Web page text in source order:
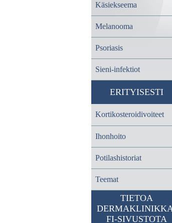
Käsiekseema
Melanooma
Psoriasis
Sieni-infektiot
ERITYISESTI
Kortikosteroidivoiteet
Ihonhoito
Potilashistoriat
Teemat
TIETOA
FI-SIVUSTOTA